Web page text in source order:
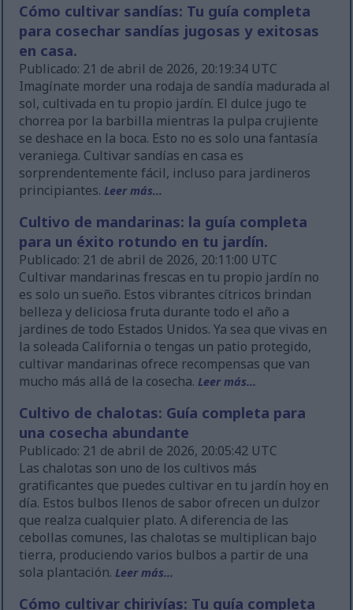
Cómo cultivar sandías: Tu guía completa
para cosechar sandías jugosas y exitosas
en casa.
Publicado: 21 de abril de 2026, 20:19:34 UTC
Imagínate morder una rodaja de sandía madurada al
sol, cultivada en tu propio jardín. El dulce jugo te
chorrea por la barbilla mientras la pulpa crujiente
se deshace en la boca. Esto no es solo una fantasía
veraniega. Cultivar sandías en casa es
sorprendentemente fácil, incluso para jardineros
principiantes.Leer más...
Cultivo de mandarinas: la guía completa
para un éxito rotundo en tu jardín.
Publicado: 21 de abril de 2026, 20:11:00 UTC
Cultivar mandarinas frescas en tu propio jardín no
es solo un sueño. Estos vibrantes cítricos brindan
belleza y deliciosa fruta durante todo el año a
jardines de todo Estados Unidos. Ya sea que vivas en
la soleada California o tengas un patio protegido,
cultivar mandarinas ofrece recompensas que van
mucho más allá de la cosecha.Leer más...
Cultivo de chalotas: Guía completa para
una cosecha abundante
Publicado: 21 de abril de 2026, 20:05:42 UTC
Las chalotas son uno de los cultivos más
gratificantes que puedes cultivar en tu jardín hoy en
día. Estos bulbos llenos de sabor ofrecen un dulzor
que realza cualquier plato. A diferencia de las
cebollas comunes, las chalotas se multiplican bajo
tierra, produciendo varios bulbos a partir de una
sola plantación.Leer más...
Cómo cultivar chirivías: Tu guía completa